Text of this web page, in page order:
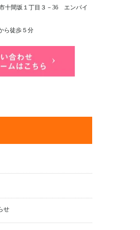
十間坂１丁目３－36 エンパイ
ら徒歩５分
せ